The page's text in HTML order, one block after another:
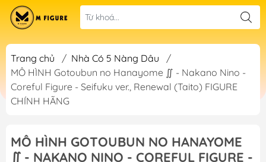
Trang chủ / Nhà Có 5 Nàng Dâu
/
MÔ HÌNH Gotoubun no Hanayome ∬ - Nakano Nino -
Coreful Figure - Seifuku ver., Renewal (Taito) FIGURE
CHÍNH HÃNG
MÔ HÌNH GOTOUBUN NO HANAYOME
∬ - NAKANO NINO - COREFUL FIGURE -